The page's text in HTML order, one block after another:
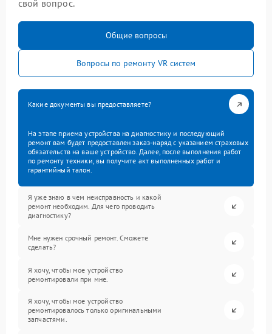
свой вопрос.
Общие вопросы
Вопросы по ремонту VR систем
Какие документы вы предоставляете?
На этапе приема устройства на диагностику и последующий
ремонт вам будет предоставлен заказ-наряд с указанием страховых
обязательств на ваше устройство. Далее, после выполнения работ
по ремонту техники, вы получите акт выполненных работ и
гарантийный талон.
Я уже знаю в чем неисправность и какой
ремонт необходим. Для чего проводить
диагностику?
Мне нужен срочный ремонт. Сможете
сделать?
Я хочу, чтобы мое устройство
ремонтировали при мне.
Я хочу, чтобы мое устройство
ремонтировалось только оригинальными
запчастями.